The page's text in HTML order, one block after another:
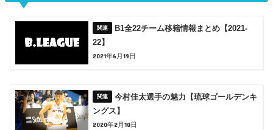
B1全22チーム移籍情報まとめ【2021-
22】
2021年6月19日
今村佳太選手の魅力【琉球ゴールデンキ
ングス】
2020年2月10日